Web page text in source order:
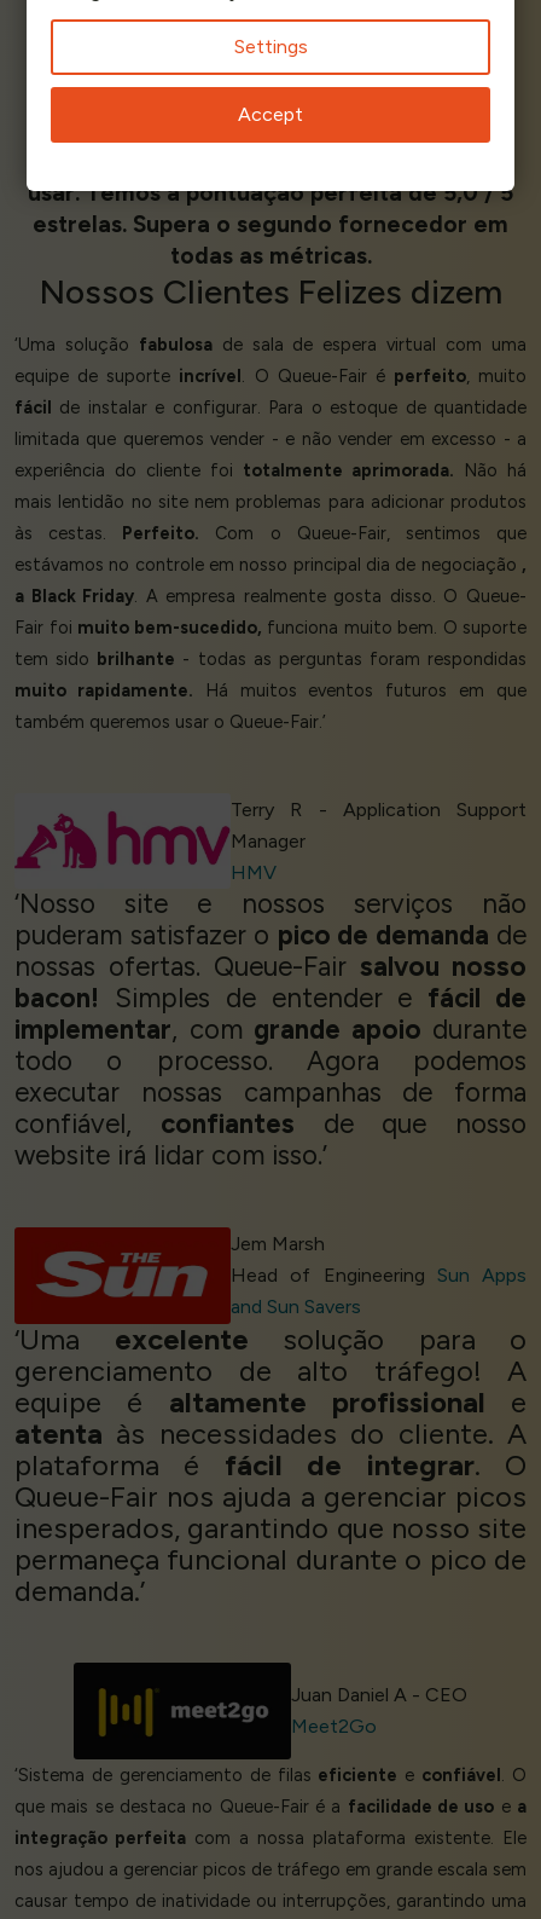
A SALA DE ESPERA VIRTUAL MAIS BEM
G2E NO
usar. Temos a pontuação perfeita de 5,0 / 5
estrelas. Supera o segundo fornecedor em
todas as métricas.
Nossos Clientes Felizes dizem
‘Uma solução fabulosade sala de espera virtual com uma
equipe de suporte incrível . O Queue-Fair é perfeito, muito
fácil
de instalar e configurar. Para o estoque de quantidade
limitada que queremos vender - e não vender em excesso - a
experiência do cliente foi totalmente aprimorada. Não há
mais lentidão no site nem problemas para adicionar produtos
às cestas.
Perfeito. Com o Queue-Fair, sentimos que
estávamos no controle em nosso principal dia de negociação ,
a Black Friday. A empresa realmente gosta disso. O Queue-
Fair foi muito bem-sucedido, funciona muito bem. O suporte
tem sido brilhante - todas as perguntas foram respondidas
muito rapidamente. Há muitos eventos futuros em que
também queremos usar o Queue-Fair.’
Terry R - Application Support
Manager
HMV
‘Nosso site e nossos serviços não
puderam satisfazer o pico de demanda de
nossas ofertas. Queue-Fair salvou nosso
bacon! Simples de entender e fácil de
implementar, com grande apoio durante
todo o processo. Agora podemos
executar nossas campanhas de forma
confiável, confiantes de que nosso
website irá lidar com isso.’
Jem Marsh
Head of Engineering Sun Apps
and Sun Savers
‘Uma excelente solução para o
gerenciamento de alto tráfego! A
equipe é altamente profissional e
atenta às necessidades do cliente. A
plataforma é fácil de integrar. O
Queue-Fair nos ajuda a gerenciar picos
inesperados, garantindo que nosso site
permaneça funcional durante o pico de
demanda.’
Juan Daniel A - CEO
Meet2Go
‘Sistema de gerenciamento de filas eficiente e confiável. O
que mais se destaca no Queue-Fair é a facilidade de uso e a
integração perfeita com a nossa plataforma existente. Ele
nos ajudou a gerenciar picos de tráfego em grande escala sem
causar tempo de inatividade ou interrupções, garantindo uma
Settings
Accept